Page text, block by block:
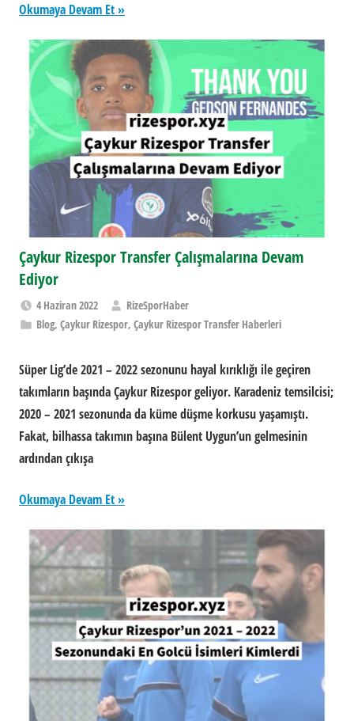
Okumaya Devam Et
Çaykur Rizespor Transfer Çalışmalarına Devam
Ediyor
4 Haziran 2022
RizeSporHaber
Blog,Çaykur Rizespor,Çaykur Rizespor Transfer Haberleri
Süper Lig’de 2021 – 2022 sezonunu hayal kırıklığı ile geçiren
takımların başında Çaykur Rizespor geliyor. Karadeniz temsilcisi;
2020 – 2021 sezonunda da küme düşme korkusu yaşamıştı.
Fakat, bilhassa takımın başına Bülent Uygun’un gelmesinin
ardından çıkışa
Okumaya Devam Et